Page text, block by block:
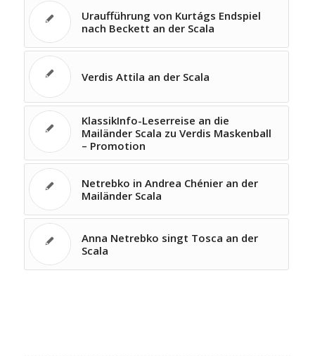
Uraufführung von Kurtágs Endspiel
nach Beckett an der Scala
Verdis Attila an der Scala
KlassikInfo-Leserreise an die
Mailänder Scala zu Verdis Maskenball
– Promotion
Netrebko in Andrea Chénier an der
Mailänder Scala
Anna Netrebko singt Tosca an der
Scala